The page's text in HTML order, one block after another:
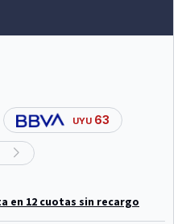
UYU 63
en 12 cuotas sin recargo